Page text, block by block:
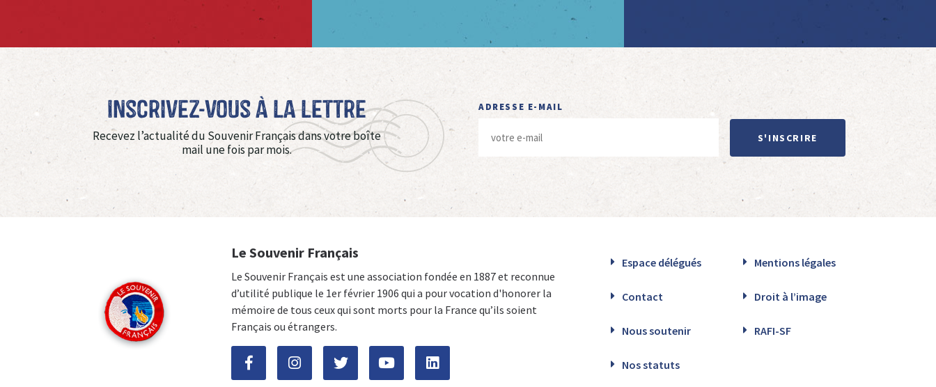
Inscrivez-vous à La Lettre
Recevez l’actualité du Souvenir Français dans votre boîte
mail une fois par mois.
ADRESSE E-MAIL
S'INSCRIRE
Le Souvenir Français
Le Souvenir Français est une association fondée en 1887 et reconnue
d’utilité publique le 1er février 1906 qui a pour vocation d'honorer la
mémoire de tous ceux qui sont morts pour la France qu’ils soient
Français ou étrangers.
Espace délégués Mentions légales
Contact Droit à l’image
Nous soutenir RAFI-SF
Nos statuts